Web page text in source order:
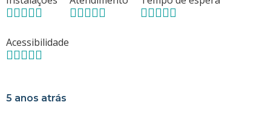
Acessibilidade
5 anos atrás